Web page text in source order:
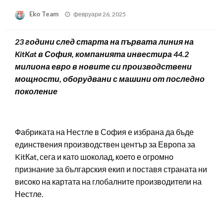
Eko Team
Posted
февруари 26, 2025
23 години след старта на първата линия на
KitKat в София, компанията инвестира 44.2
милиона евро в новите си производствени
мощности, оборудвани с машини от последно
поколение
Фабриката на Нестле в София е избрана да бъде
единствения производствен център за Европа за
KitКat, сега и като шоколад, което е огромно
признание за българския екип и поставя страната ни
високо на картата на глобалните производители на
Нестле.